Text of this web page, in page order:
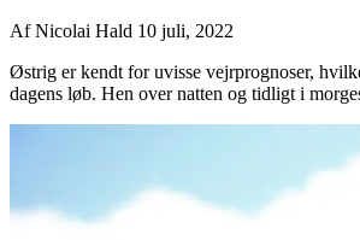
AfNicolai Hald 10 juli, 2022
Østrig er kendt for uvisse vejrprognoser,
dagens løb. Hen over natten og tidligt i